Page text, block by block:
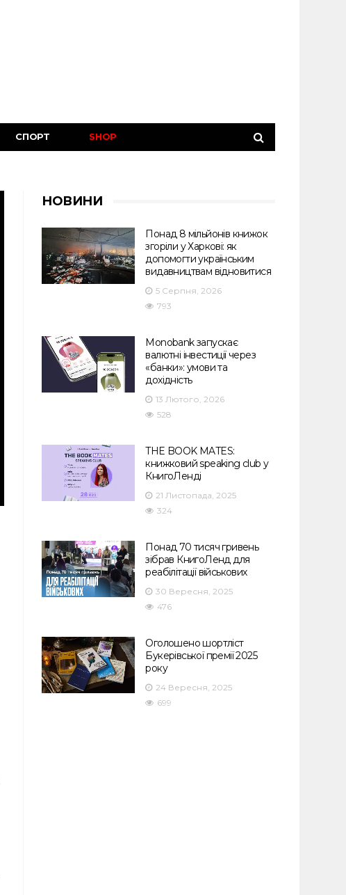
СПОРТ SHOP
НОВИНИ
Понад 8 мільйонів книжок
згоріли у Харкові: як
допомогти українським
видавництвам відновитися
5 Серпня, 2026
793
Monobank запускає
валютні інвестиції через
«банки»: умови та
дохідність
13 Лютого, 2026
528
THE BOOK MATES:
книжковий speaking club у
КнигоЛенді
21 Листопада, 2025
324
Понад 70 тисяч гривень
зібрав КнигоЛенд для
реабілітації військових
30 Вересня, 2025
476
Оголошено шортліст
Букерівської премії 2025
року
24 Вересня, 2025
699